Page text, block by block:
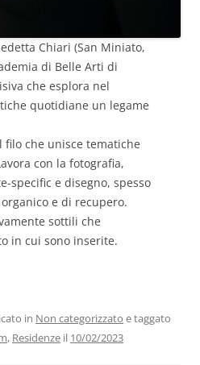
Chiari (San Miniato,
di Belle Arti di
che esplora nel
quotidiane un legame
filo che unisce tematiche
con la fotografia,
specific e disegno, spesso
e di recupero.
sottili che
in cui sono inserite.
in Non categorizzato e taggato
, Residenze il 10/02/2023